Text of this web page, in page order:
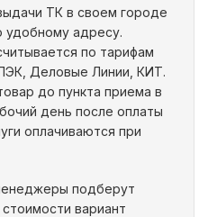
ТК в своем городе
удобному адресу.
по тарифам
Деловые Линии, КИТ.
до пункта приема в
день после оплаты
оплачиваются при
подберут
вариант